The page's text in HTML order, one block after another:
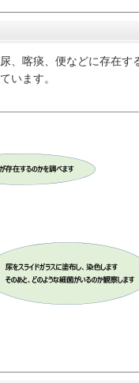
、喀痰、便などに存在す
います。